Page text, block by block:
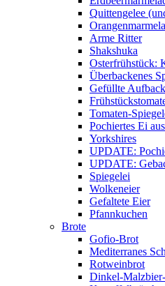
Quittengelee
Arme Ritter
Shakshuka
Osterfrühstück:
Überbackenes
Gefüllte
Tomaten-
Pochiertes Ei
Yorkshires
UPDATE:
UPDATE:
Spiegelei
Wolkeneier
Gefaltete Eier
Pfannkuchen
Brote
Gofio-Brot
Mediterranes
Rotweinbrot
Dinkel-